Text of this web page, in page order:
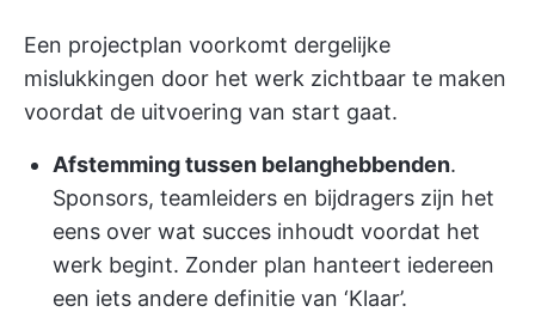
Een projectplan voorkomt dergelijke
mislukkingen door het werk zichtbaar te maken
voordat de uitvoering van start gaat.
Afstemming tussen belanghebbenden.
Sponsors, teamleiders en bijdragers zijn het
eens over wat succes inhoudt voordat het
werk begint. Zonder plan hanteert iedereen
een iets andere definitie van ‘Klaar’.